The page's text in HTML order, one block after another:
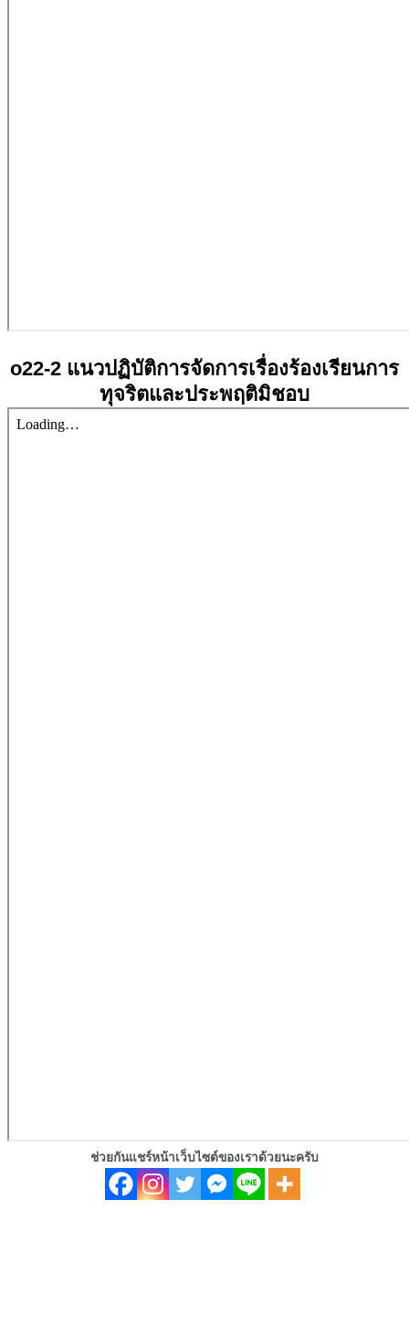
o22-2 แนวปฏิบัติการจัดการเรื่องร้องเรียนการ
ทุจริตและประพฤติมิชอบ
ช่วยกันแชร์หน้าเว็บไซต์ของเราด้วยนะครับ